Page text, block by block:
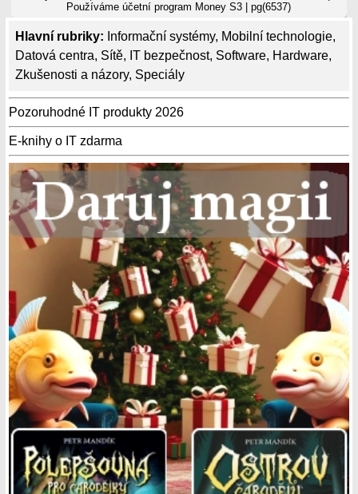
Hlavní rubriky: Informační systémy, Mobilní technologie,
Datová centra, Sítě, IT bezpečnost, Software, Hardware,
Zkušenosti a názory, Speciály
Pozoruhodné IT produkty 2026
E-knihy o IT zdarma
Používámeúčetní program Money S3 | pg(6537)